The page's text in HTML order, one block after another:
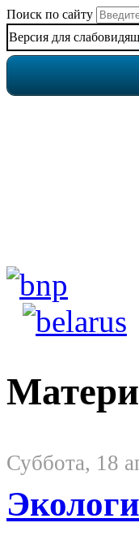
Поиск по сайту
Версия для
Суббота, 18